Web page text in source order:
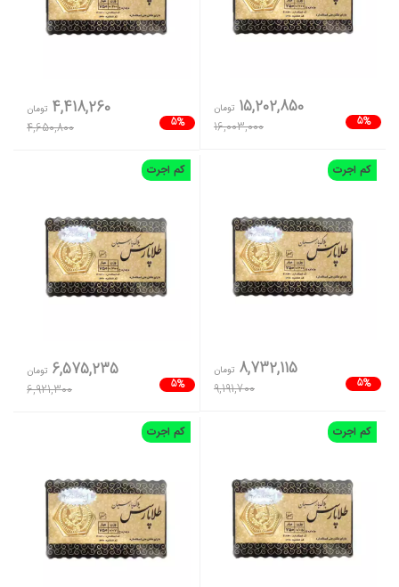
5%
15,202,850 تومان
16,003,000
5%
4,418,260 تومان
4,650,800
کم اجرت
5%
8,732,115 تومان
9,191,700
کم اجرت
5%
6,575,235 تومان
6,921,300
کم اجرت کم اجرت